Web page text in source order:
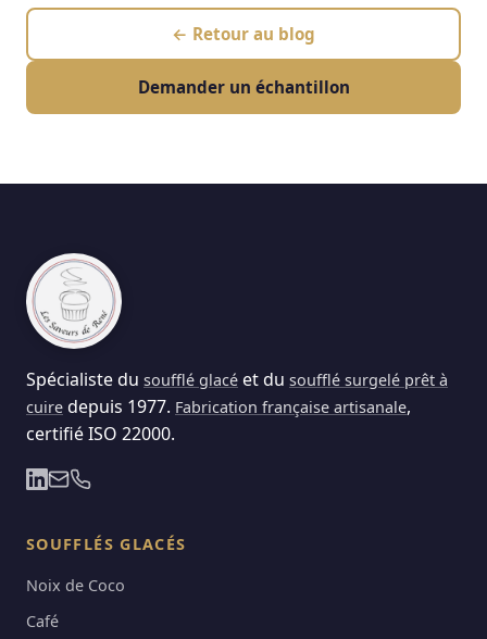
← Retour au blog
Demander un échantillon
Spécialiste du soufflé glacé et du soufflé surgelé prêt à
cuire depuis 1977. Fabrication française artisanale,
certifié ISO 22000.
SOUFFLÉS GLACÉS
Noix de Coco
Café